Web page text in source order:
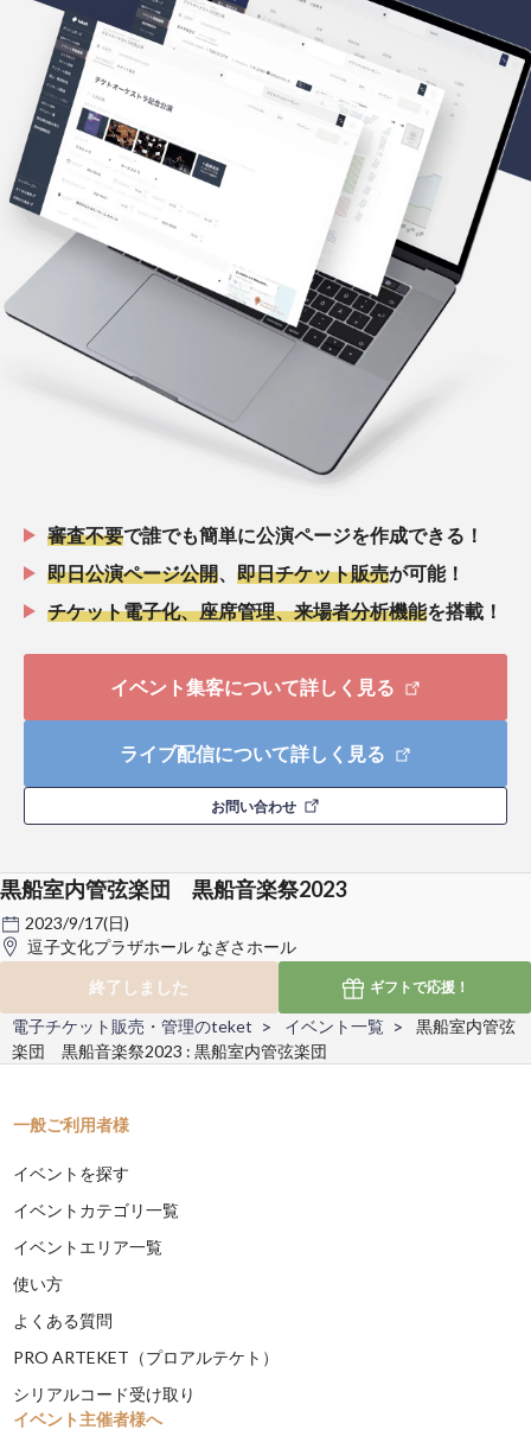
審査不要で誰でも簡単に公演ページを作成できる！
即日公演ページ公開
即日チケット販売が可能！
チケット電子化、座席管理、来場者分析機能を搭載！
イベント集客について詳しく見る
ライブ配信について詳しく見る
お問い合わせ
黒船室内管弦楽団 黒船音楽祭2023
2023/9/17(日)
逗子文化プラザホール なぎさホール
終了しました
ギフトで応援！
電子チケット販売・管理のteket イベント一覧
黒船室内管弦
楽団 黒船音楽祭2023 : 黒船室内管弦楽団
一般ご利用者様
イベントを探す
イベントカテゴリ一覧
イベントエリア一覧
使い方
よくある質問
PRO ARTEKET（プロアルテケト）
シリアルコード受け取り
イベント主催者様へ